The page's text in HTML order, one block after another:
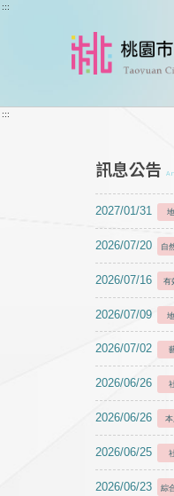
跳到主要內容
:::
:::
訊息公告
2027/01/31
2026/07/20 自
2026/07/16 有
2026/07/09
2026/07/02
2026/06/26
2026/06/26
2026/06/25
2026/06/23 綜